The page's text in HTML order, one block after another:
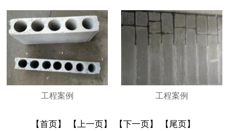
工程案例 工程案例
【首页】 【上一页】 【下一页】 【尾页】